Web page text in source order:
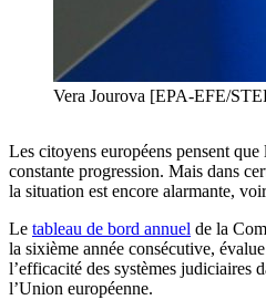
Vera Jourova [EPA-EFE/
Les citoyens européens pensent
constante progression. Mais dans
la situation est encore alarmante,
Le tableau de bord annuel de la
la sixième année consécutive,
l’efficacité des systèmes judiciaires
l’Union européenne.